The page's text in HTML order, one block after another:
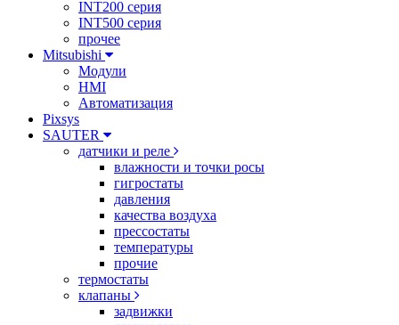
INT200 серия
INT500 серия
прочее
Mitsubishi
Модули
HMI
Автоматизация
Pixsys
SAUTER
датчики и реле
влажности и точки росы
гигростаты
давления
качества воздуха
прессостаты
температуры
прочие
термостаты
клапаны
задвижки